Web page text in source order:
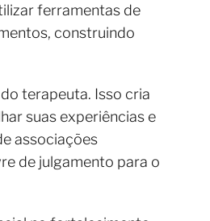
ferramentas de
construindo
terapeuta. Isso cria
suas experiências e
associações
de julgamento para o